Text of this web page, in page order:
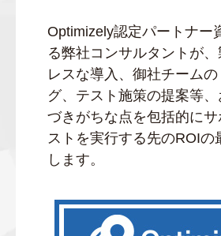
Optimizely認定パートナー
る弊社コンサルタントが
レスな導入、御社チーム
グ、テスト施策の提案等、
づきがちな点を包括的に
ストを実行する先のROIの
します。